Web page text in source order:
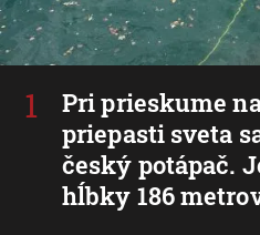
Pri prieskume
priepasti sveta
český potápač.
hĺbky 186